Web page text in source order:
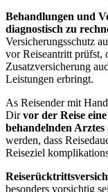
Behandlungen und
diagnostisch zu
Versicherungsschutz
vor Reiseantritt prüfst,
Zusatzversicherung
Leistungen erbringt.
As Reisender mit
Dirvor der Reise
behandelnden Arztes
werden, dass
Reiseziel
besonders vorsichtig